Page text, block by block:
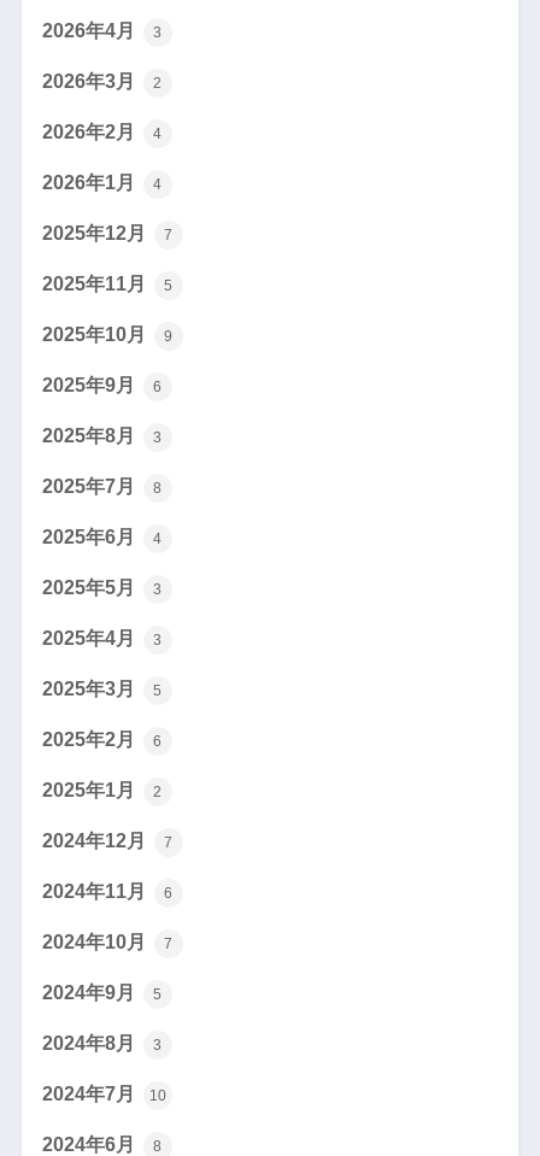
2026年4月 3
2026年3月 2
2026年2月 4
2026年1月 4
2025年12月 7
2025年11月 5
2025年10月 9
2025年9月 6
2025年8月 3
2025年7月 8
2025年6月 4
2025年5月 3
2025年4月 3
2025年3月 5
2025年2月 6
2025年1月 2
2024年12月 7
2024年11月 6
2024年10月 7
2024年9月 5
2024年8月 3
2024年7月 10
2024年6月 8